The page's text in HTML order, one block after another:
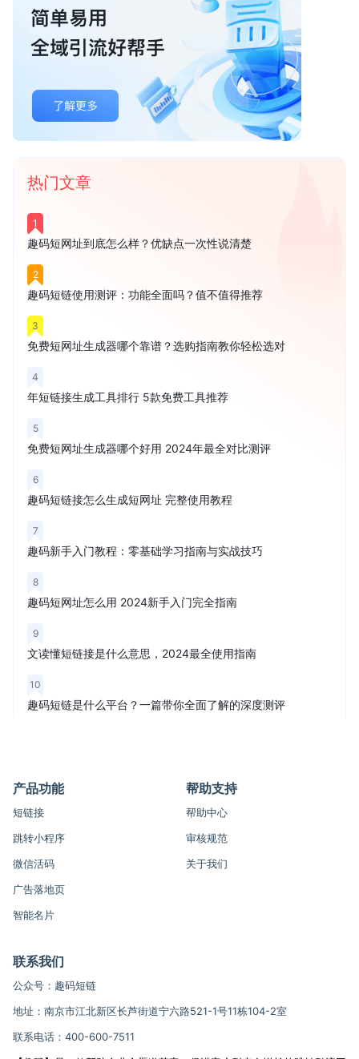
热门文章
1
趣码短网址到底怎么样？优缺点一次性说清楚
2
趣码短链使用测评：功能全面吗？值不值得推荐
3
免费短网址生成器哪个靠谱？选购指南教你轻松选对
4
年短链接生成工具排行 5款免费工具推荐
5
免费短网址生成器哪个好用 2024年最全对比测评
6
趣码短链接怎么生成短网址 完整使用教程
7
趣码新手入门教程：零基础学习指南与实战技巧
8
趣码短网址怎么用 2024新手入门完全指南
9
文读懂短链接是什么意思，2024最全使用指南
10
趣码短链是什么平台？一篇带你全面了解的深度测评
产品功能
短链接
跳转小程序
微信活码
广告落地页
智能名片
帮助支持
帮助中心
审核规范
关于我们
联系我们
公众号：趣码短链
地址：南京市江北新区长芦街道宁六路521-1号11栋104-2室
联系电话：400-600-7511